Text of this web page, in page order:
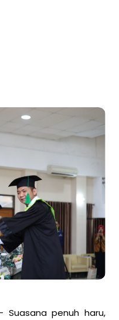
– Suasana penuh haru,